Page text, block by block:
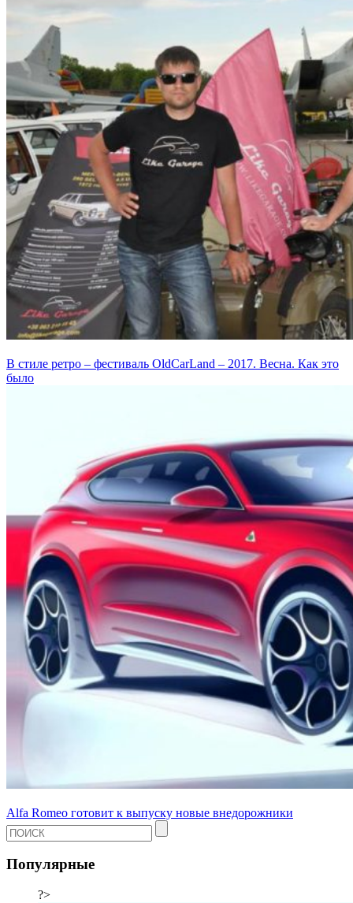
В стиле ретро – фестиваль OldCarLand – 2017. Весна. Как это
было
Alfa Romeo готовит к выпуску новые внедорожники
Популярные
?>